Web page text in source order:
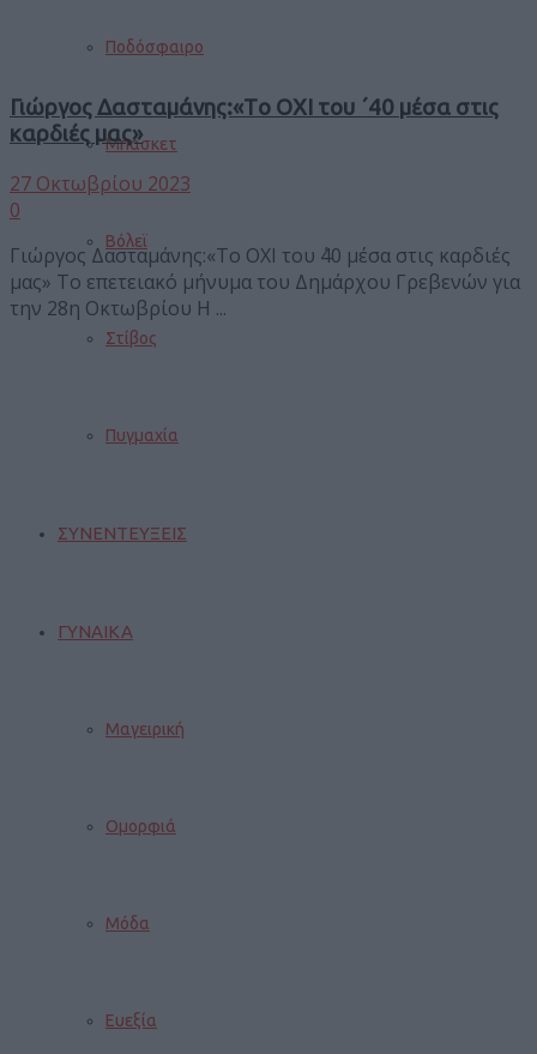
Ποδόσφαιρο
Μπάσκετ
Βόλεϊ
Στίβος
Πυγμαχία
ΣΥΝΕΝΤΕΥΞΕΙΣ
ΓΥΝΑΙΚΑ
Μαγειρική
Ομορφιά
Μόδα
Ευεξία
Γιώργος Δασταμάνης:«Tο ΟΧΙ του ΄40 μέσα στις
καρδιές μας»
27 Οκτωβρίου 2023
0
Γιώργος Δασταμάνης:«Tο ΟΧΙ του ΄40 μέσα στις καρδιές
μας» Το επετειακό μήνυμα του Δημάρχου Γρεβενών για
την 28η Οκτωβρίου Η ...